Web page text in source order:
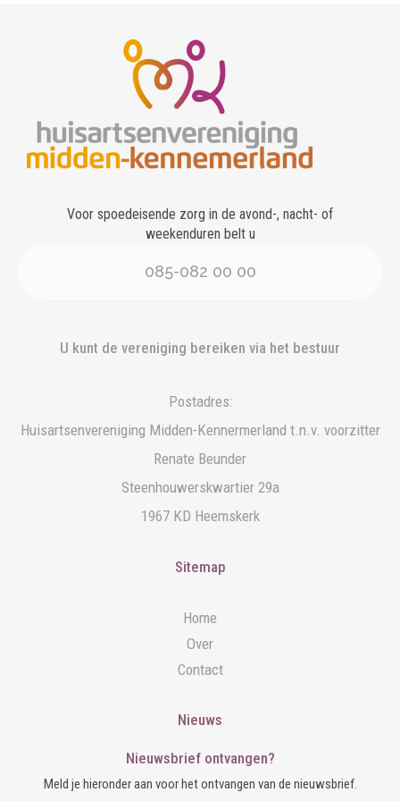
Voor spoedeisende zorg in de avond-, nacht- of
weekenduren belt u
085-082 00 00
U kunt de vereniging bereiken via het bestuur
Postadres:
Huisartsenvereniging Midden-Kennermerland t.n.v. voorzitter
Renate Beunder
Steenhouwerskwartier 29a
1967 KD Heemskerk
Sitemap
Home
Over
Contact
Nieuws
Nieuwsbrief ontvangen?
Meld je hieronder aan voor het ontvangen van de nieuwsbrief.